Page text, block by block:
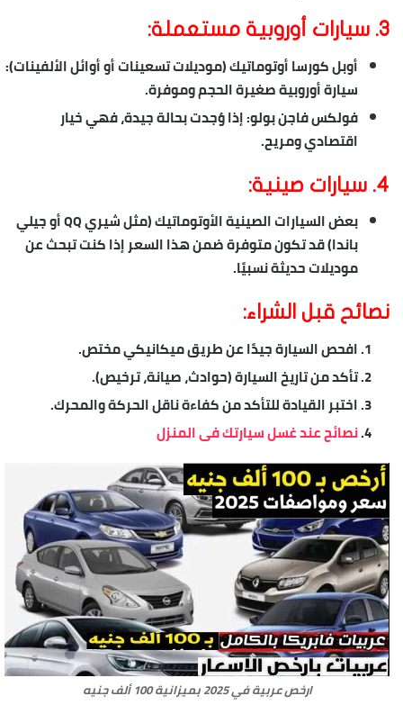
3. سيارات أوروبية مستعملة:
أوبل كورسا أوتوماتيك(موديلات تسعينات أو أوائل الألفينات):
سيارة أوروبية صغيرة الحجم وموفرة.
فولكس فاجن بولو: إذا وُجدت بحالة جيدة، فهي خيار
اقتصادي ومريح.
4. سيارات صينية:
بعض السيارات الصينية الأوتوماتيك (مثل شيري QQ أو جيلي
باندا) قد تكون متوفرة ضمن هذا السعر إذا كنت تبحث عن
موديلات حديثة نسبيًا.
نصائح قبل الشراء:
افحص السيارة جيدًا عن طريق ميكانيكي مختص.
تأكد من تاريخ السيارة (حوادث، صيانة، ترخيص).
اختبر القيادة للتأكد من كفاءة ناقل الحركة والمحرك.
نصائح عند غسل سيارتك فى المنزل
ارخص عربية في 2025 بميزانية 100 ألف جنيه